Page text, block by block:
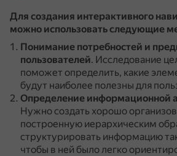
Для создания интерактивного
можно использовать следующие
Понимание потребностей и
пользователей. Исследование
поможет определить, какие
будут наиболее полезны для
Определение информационной
Нужно создать хорошо
построенную иерархическим
структурировать информацию
чтобы в ней было легко